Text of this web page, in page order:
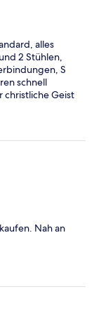
alles
2 Stühlen,
S
schnell
christliche Geist
Nah an